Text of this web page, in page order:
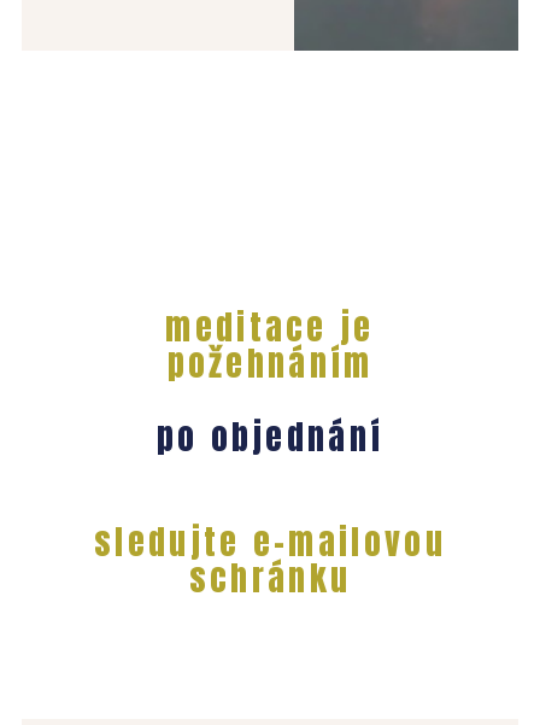
meditace je
požehnáním
po objednání
sledujte e-mailovou
schránku